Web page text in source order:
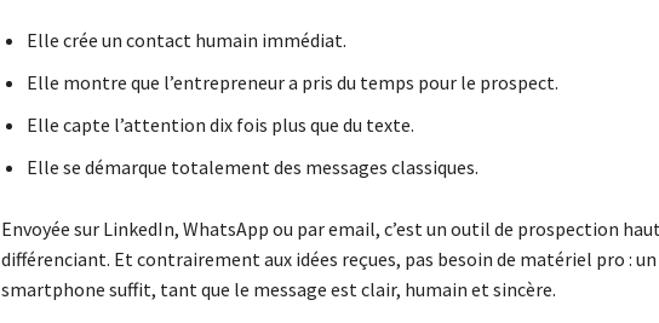
Elle crée un contact humain immédiat.
Elle montre que l’entrepreneur a pris du temps pour le prospect.
Elle capte l’attention dix fois plus que du texte.
Elle se démarque totalement des messages classiques.
Envoyée sur LinkedIn, WhatsApp ou par email, c’est un outil de prospection
différenciant. Et contrairement aux idées reçues, pas besoin de matériel pro : un
smartphone suffit, tant que le message est clair, humain et sincère.